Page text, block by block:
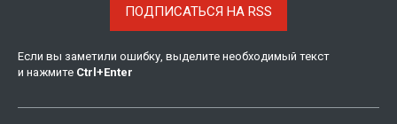
ПОДПИСАТЬСЯ НА RSS
Если вы заметили ошибку, выделите необходимый текст
и нажмите Ctrl +Enter